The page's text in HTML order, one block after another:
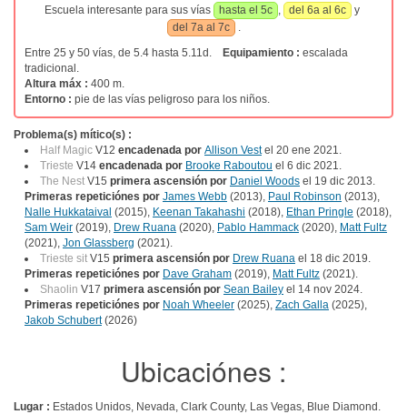
Escuela interesante para sus vías
hasta el 5c , del 6a al 6c
y
del 7a al 7c
.
Entre 25 y 50 vías, de 5.4 hasta 5.11d.
Equipamiento : escalada
tradicional.
Altura máx : 400 m.
Entorno : pie de las vías peligroso para los niños.
Problema(s) mítico(s) :
Half Magic V12 encadenada por Allison Vestel 20 ene 2021.
Trieste V14 encadenada por Brooke Raboutou el 6 dic 2021.
The Nest V15 primera ascensión por Daniel Woods el 19 dic 2013.
Primeras repeticiónes por James Webb (2013), Paul Robinson (2013),
Nalle Hukkataival (2015), Keenan Takahashi (2018), Ethan Pringle (2018),
Sam Weir (2019), Drew Ruana (2020), Pablo Hammack (2020), Matt Fultz
(2021), Jon Glassberg (2021).
Trieste sit V15 primera ascensión por Drew Ruana el 18 dic 2019.
Primeras repeticiónes por Dave Graham (2019), Matt Fultz (2021).
Shaolin V17 primera ascensión por Sean Bailey el 14 nov 2024.
Primeras repeticiónes por Noah Wheeler (2025), Zach Galla (2025),
Jakob Schubert(2026)
Ubicaciónes :
Lugar : Estados Unidos, Nevada, Clark County, Las Vegas, Blue Diamond.